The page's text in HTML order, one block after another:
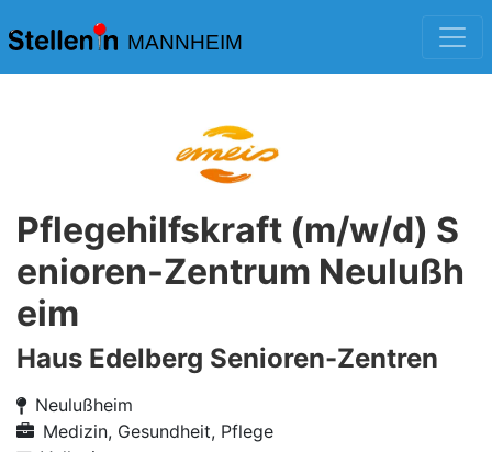
MANNHEIM
Pflegehilfskraft (m/w/d) S
enioren-Zentrum Neulußh
eim
Haus Edelberg Senioren-Zentren
Neulußheim
Medizin, Gesundheit, Pflege